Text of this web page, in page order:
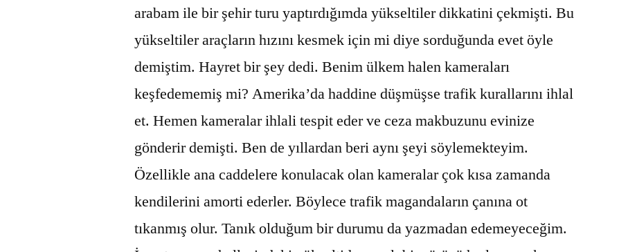
arabam ile bir şehir turu yaptırdığımda yükseltiler dikkatini çekmişti. Bu
yükseltiler araçların hızını kesmek için mi diye sorduğunda evet öyle
demiştim. Hayret bir şey dedi. Benim ülkem halen kameraları
keşfedememiş mi? Amerika’da haddine düşmüşse trafik kurallarını ihlal
et. Hemen kameralar ihlali tespit eder ve ceza makbuzunu evinize
gönderir demişti. Ben de yıllardan beri aynı şeyi söylemekteyim.
Özellikle ana caddelere konulacak olan kameralar çok kısa zamanda
kendilerini amorti ederler. Böylece trafik magandaların çanına ot
tıkanmış olur. Tanık olduğum bir durumu da yazmadan edemeyeceğim.